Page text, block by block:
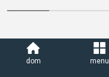
dom menu
Dekorowanie